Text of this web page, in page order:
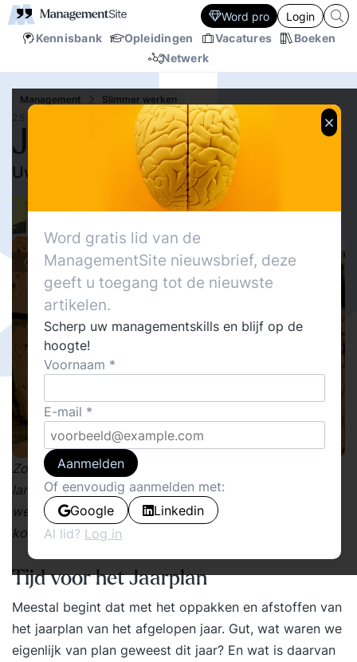
Kennisbank Opleidingen Vacatures
Boeken
Netwerk
Word pro Login
Management
Slimmer werken
25 SEP.‘14
Jaarplan stress
Uw jaarplan op een bierviltje
Bart Groothuis
21334
1
Delen
Columns
Zo.... de zomer is weer dik voorbij en de herfst is
langzaam aan weer in aantocht. Tja, en dan weet u het
wel. Het is weer tijd voor de jaarplannen voor het
komend jaar.
Tijd voor het Jaarplan
Meestal begint dat met het oppakken en afstoffen van
het jaarplan van het afgelopen jaar. Gut, wat waren we
eigenlijk van plan geweest dit jaar? En wat is daarvan
Word gratis lid van de
ManagementSite nieuwsbrief, deze
geeft u toegang tot de nieuwste
artikelen.
Scherp uw managementskills en blijf op de
hoogte!
Voornaam
E-mail
Aanmelden
Of eenvoudig aanmelden met:
Google
Linkedin
Al lid? Log in